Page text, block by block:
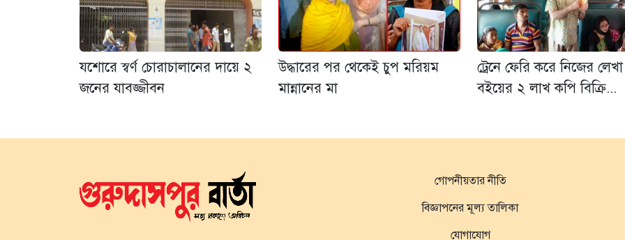
যশোরে স্বর্ণ চোরাচালানের দায়ে ২
জনের যাবজ্জীবন
উদ্ধারের পর থেকেই চুপ মরিয়ম
মান্নানের মা
ট্রেনে ফেরি করে নিজের লেখা
বইয়ের ২ লাখ কপি বিক্রি...
গোপনীয়তার নীতি
বিজ্ঞাপনের মূল্য তালিকা
যোগাযোগ